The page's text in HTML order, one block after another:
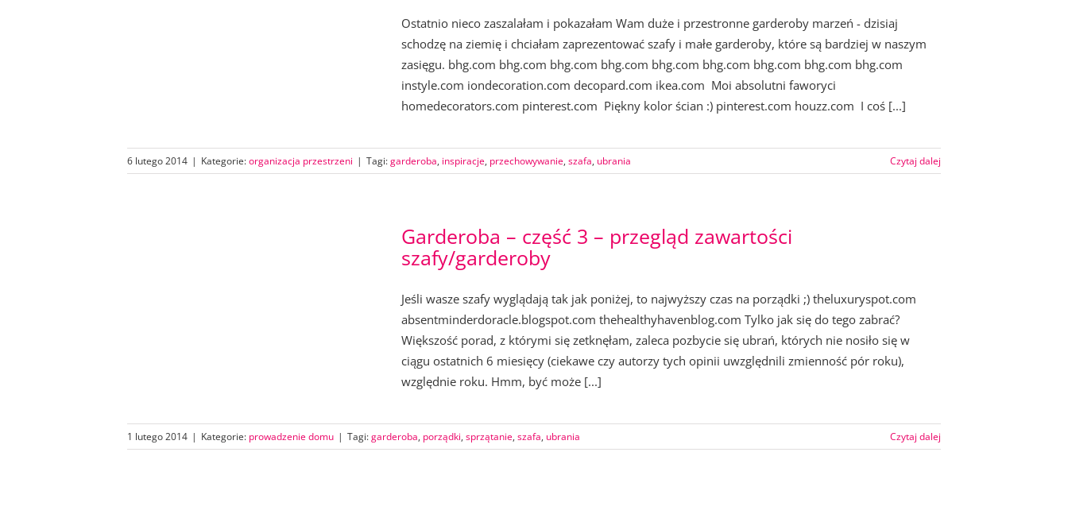
Ostatnio nieco zaszalałam i pokazałam Wam duże i przestronne garderoby marzeń - dzisiaj
schodzę na ziemię i chciałam zaprezentować szafy i małe garderoby, które są bardziej w naszym
zasięgu. bhg.com bhg.com bhg.com bhg.com bhg.com bhg.com bhg.com bhg.com bhg.com
instyle.com iondecoration.com decopard.com ikea.com Moi absolutni faworyci
homedecorators.com pinterest.com Piękny kolor ścian :) pinterest.com houzz.com I coś [...]
6 lutego 2014 | Kategorie:organizacja przestrzeni | Tagi:garderoba, inspiracje, przechowywanie, szafa, ubrania Czytaj dalej
Garderoba – część 3 – przegląd zawartości
szafy/garderoby
Jeśli wasze szafy wyglądają tak jak poniżej, to najwyższy czas na porządki ;) theluxuryspot.com
absentminderdoracle.blogspot.com thehealthyhavenblog.com Tylko jak się do tego zabrać?
Większość porad, z którymi się zetknęłam, zaleca pozbycie się ubrań, których nie nosiło się w
ciągu ostatnich 6 miesięcy (ciekawe czy autorzy tych opinii uwzględnili zmienność pór roku),
względnie roku. Hmm, być może [...]
1 lutego 2014 | Kategorie: prowadzenie domu | Tagi:garderoba, porządki, sprzątanie, szafa, ubrania Czytaj dalej